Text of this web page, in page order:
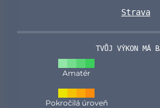
Strava
TVŮJ VÝKON MÁ
Amatér
Pokročilá úroveň